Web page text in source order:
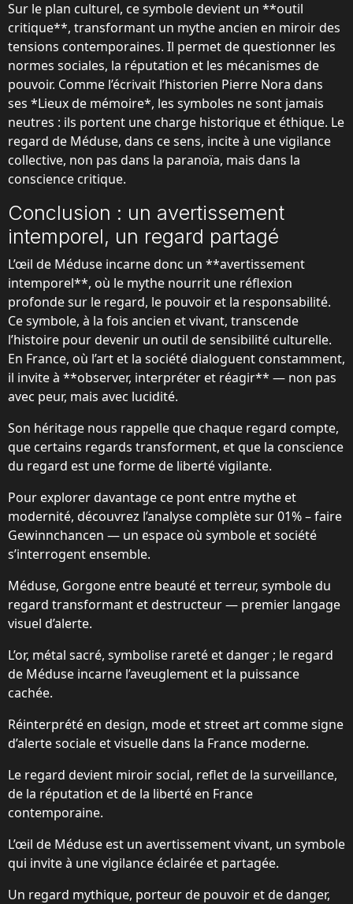
Sur le plan culturel, ce symbole devient un **outil
critique**, transformant un mythe ancien en miroir des
tensions contemporaines. Il permet de questionner les
normes sociales, la réputation et les mécanismes de
pouvoir. Comme l’écrivait l’historien Pierre Nora dans
ses *Lieux de mémoire*, les symboles ne sont jamais
neutres : ils portent une charge historique et éthique. Le
regard de Méduse, dans ce sens, incite à une vigilance
collective, non pas dans la paranoïa, mais dans la
conscience critique.
Conclusion : un avertissement
intemporel, un regard partagé
L’œil de Méduse incarne donc un **avertissement
intemporel**, où le mythe nourrit une réflexion
profonde sur le regard, le pouvoir et la responsabilité.
Ce symbole, à la fois ancien et vivant, transcende
l’histoire pour devenir un outil de sensibilité culturelle.
En France, où l’art et la société dialoguent constamment,
il invite à **observer, interpréter et réagir** — non pas
avec peur, mais avec lucidité.
Son héritage nous rappelle que chaque regard compte,
que certains regards transforment, et que la conscience
du regard est une forme de liberté vigilante.
Pour explorer davantage ce pont entre mythe et
modernité, découvrez l’analyse complète sur01% – faire
Gewinnchancen — un espace où symbole et société
s’interrogent ensemble.
Méduse, Gorgone entre beauté et terreur, symbole du
regard transformant et destructeur — premier langage
visuel d’alerte.
L’or, métal sacré, symbolise rareté et danger ; le regard
de Méduse incarne l’aveuglement et la puissance
cachée.
Réinterprété en design, mode et street art comme signe
d’alerte sociale et visuelle dans la France moderne.
Le regard devient miroir social, reflet de la surveillance,
de la réputation et de la liberté en France
contemporaine.
L’œil de Méduse est un avertissement vivant, un symbole
qui invite à une vigilance éclairée et partagée.
Un regard mythique, porteur de pouvoir et de danger,